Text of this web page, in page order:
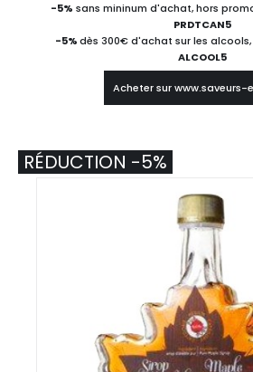
-5% sans mininum d'achat, hors
PRDTCAN5
-5%dès 300€ d'achat sur les
ALCOOL5
Acheter sur www.saveurs-
RÉDUCTION -5%